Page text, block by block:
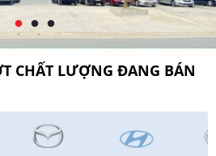
CHẤT LƯỢNG ĐANG BÁN